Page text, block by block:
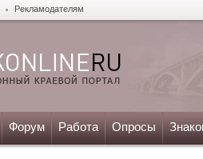
Рекламодателям
Форум Работа Опросы